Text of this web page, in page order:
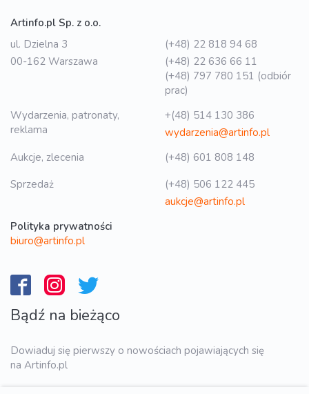
Artinfo.pl Sp. z o.o.
ul. Dzielna 3
00-162 Warszawa
(+48) 22 818 94 68
(+48) 22 636 66 11
(+48) 797 780 151 (odbiór
prac)
Wydarzenia, patronaty,
reklama
+(48) 514 130 386
wydarzenia@artinfo.pl
Aukcje, zlecenia
(+48) 601 808 148
Sprzedaż
(+48) 506 122 445
aukcje@artinfo.pl
Polityka prywatności
biuro@artinfo.pl
Bądź na bieżąco
Dowiaduj się pierwszy o nowościach pojawiających się
na Artinfo.pl